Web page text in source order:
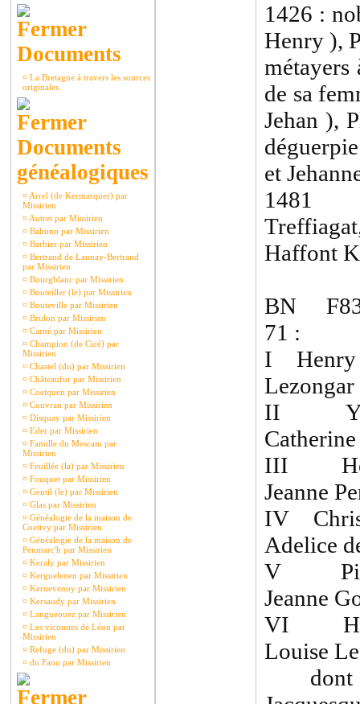
Documents
¤ La Bretagne à travers les sources
originales.
Documents
généalogiques
¤ Arrel (de Kermarquer) par
Missirien
¤ Autret par Missirien
¤ Bahuno par Missirien
¤ Barbier par Missirien
¤ Bertrand de Launay-Bertrand
par Missirien
¤ Bourgblanc par Missirien
¤ Bouteiller (le) par Missirien
¤ Bouteville par Missirien
¤ Brulon par Missirien
¤ Carné par Missirien
¤ Champion (de Cicé) par
Missirien
¤ Chastel (du) par Missirien
¤ Châteaufur par Missirien
¤ Coetquen par Missirien
¤ Couvran par Missirien
¤ Disquay par Missirien
¤ Eder par Missirien
¤ Famille du Mescam par
Missirien
¤ Feuillée (la) par Missirien
¤ Fouquet par Missirien
¤ Gentil (le) par Missirien
¤ Glas par Missirien
¤ Généalogie de la maison de
Coetivy par Missirien
¤ Généalogie de la maison de
Penmarc'h par Missirien
¤ Keraly par Missirien
¤ Kerguelenen par Missirien
¤ Kernevenoy par Missirien
¤ Kersaudy par Missirien
¤ Langueouez par Missirien
¤ Les vicomtes de Léon par
Missirien
¤ Refuge (du) par Missirien
¤ du Faou par Missirien
1426 :
Henry ),
métayers
de sa
Jehan ),
et
1481 :
Haffont
BN
71 :
I Henry
II
III
Jeanne
IV
Adelice
V
Jeanne
VI
Louise
dont